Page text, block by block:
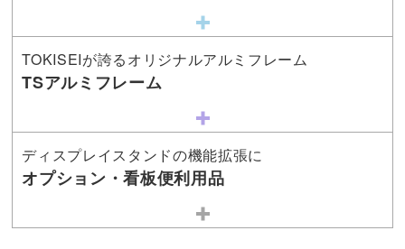
TOKISEIが誇るオリジナルアルミフレーム
TSアルミフレーム
ディスプレイスタンドの機能拡張に
オプション・看板便利用品